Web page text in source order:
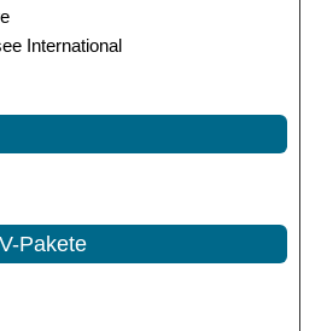
International
Pakete